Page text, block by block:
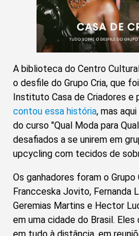
A biblioteca do Centro
o desfile do Grupo Cria, que
Instituto Casa de Criadores e
contou essa história, mas
do curso "Qual Moda para
desafiados a se unirem em
upcycling com tecidos de
Os ganhadores foram o
Francceska Jovito, Fernanda
Geremias Martins e Hector
em uma cidade do Brasil. Eles
em tudo à distância, em